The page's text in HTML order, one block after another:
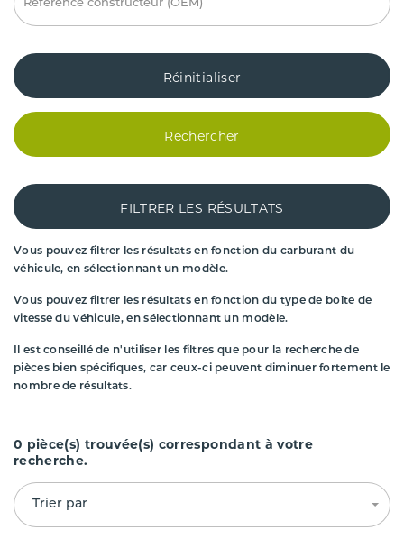
Réinitialiser
Rechercher
FILTRER LES RÉSULTATS
Vous pouvez filtrer les résultats en fonction du carburant du
véhicule, en sélectionnant un modèle.
Vous pouvez filtrer les résultats en fonction du type de boîte de
vitesse du véhicule, en sélectionnant un modèle.
Il est conseillé de n'utiliser les filtres que pour la recherche de
pièces bien spécifiques, car ceux-ci peuvent diminuer fortement le
nombre de résultats.
0 pièce(s) trouvée(s) correspondant à votre
recherche.
Trier par